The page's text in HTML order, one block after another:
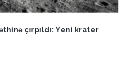
çırpıldı: Yeni krater